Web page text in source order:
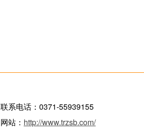
联系电话：0371-55939155
网站： http://www.trzsb.com/